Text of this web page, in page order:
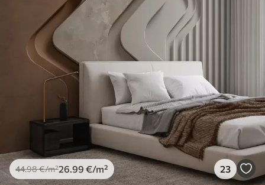
44.98€/m²26 .99 €/m² 23